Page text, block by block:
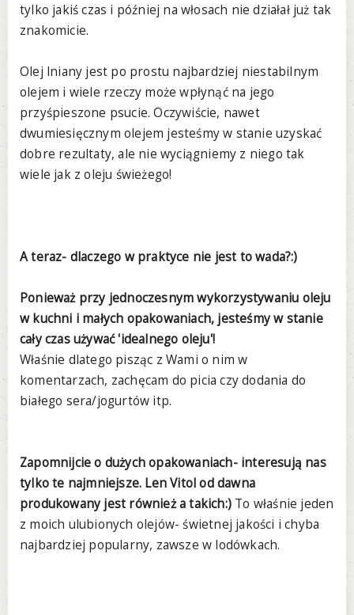
tylko jakiś czas i później na włosach nie działał już tak
znakomicie.
Olej lniany jest po prostu najbardziej niestabilnym
olejem i wiele rzeczy może wpłynąć na jego
przyśpieszone psucie. Oczywiście, nawet
dwumiesięcznym olejem jesteśmy w stanie uzyskać
dobre rezultaty, ale nie wyciągniemy z niego tak
wiele jak z oleju świeżego!
A teraz- dlaczego w praktyce nie jest to wada?:)
Ponieważ przy jednoczesnym wykorzystywaniu oleju
w kuchni i małych opakowaniach, jesteśmy w stanie
cały czas używać 'idealnego oleju'!
Właśnie dlatego pisząc z Wami o nim w
komentarzach, zachęcam do picia czy dodania do
białego sera/jogurtów itp.
Zapomnijcie o dużych opakowaniach- interesują nas
tylko te najmniejsze. Len Vitol od dawna
produkowany jest również a takich:) To właśnie jeden
z moich ulubionych olejów- świetnej jakości i chyba
najbardziej popularny, zawsze w lodówkach.